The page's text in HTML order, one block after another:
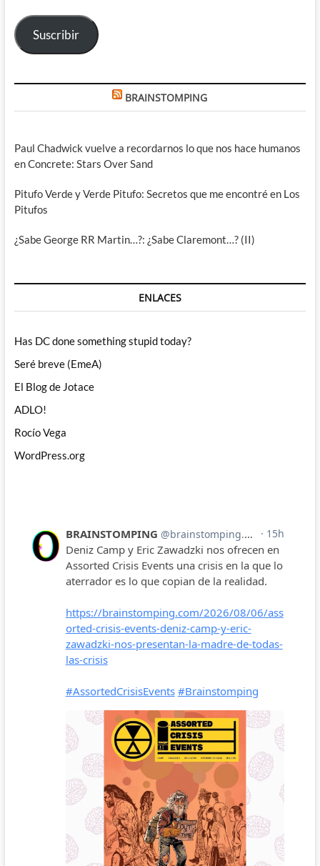
electrónico
Suscribir
BRAINSTOMPING
Paul Chadwick vuelve a recordarnos lo que nos hace humanos
en Concrete: Stars Over Sand
Pitufo Verde y Verde Pitufo: Secretos que me encontré en Los
Pitufos
¿Sabe George RR Martin…?: ¿Sabe Claremont…? (II)
ENLACES
Has DC done something stupid today?
Seré breve (EmeA)
El Blog de Jotace
ADLO!
Rocío Vega
WordPress.org